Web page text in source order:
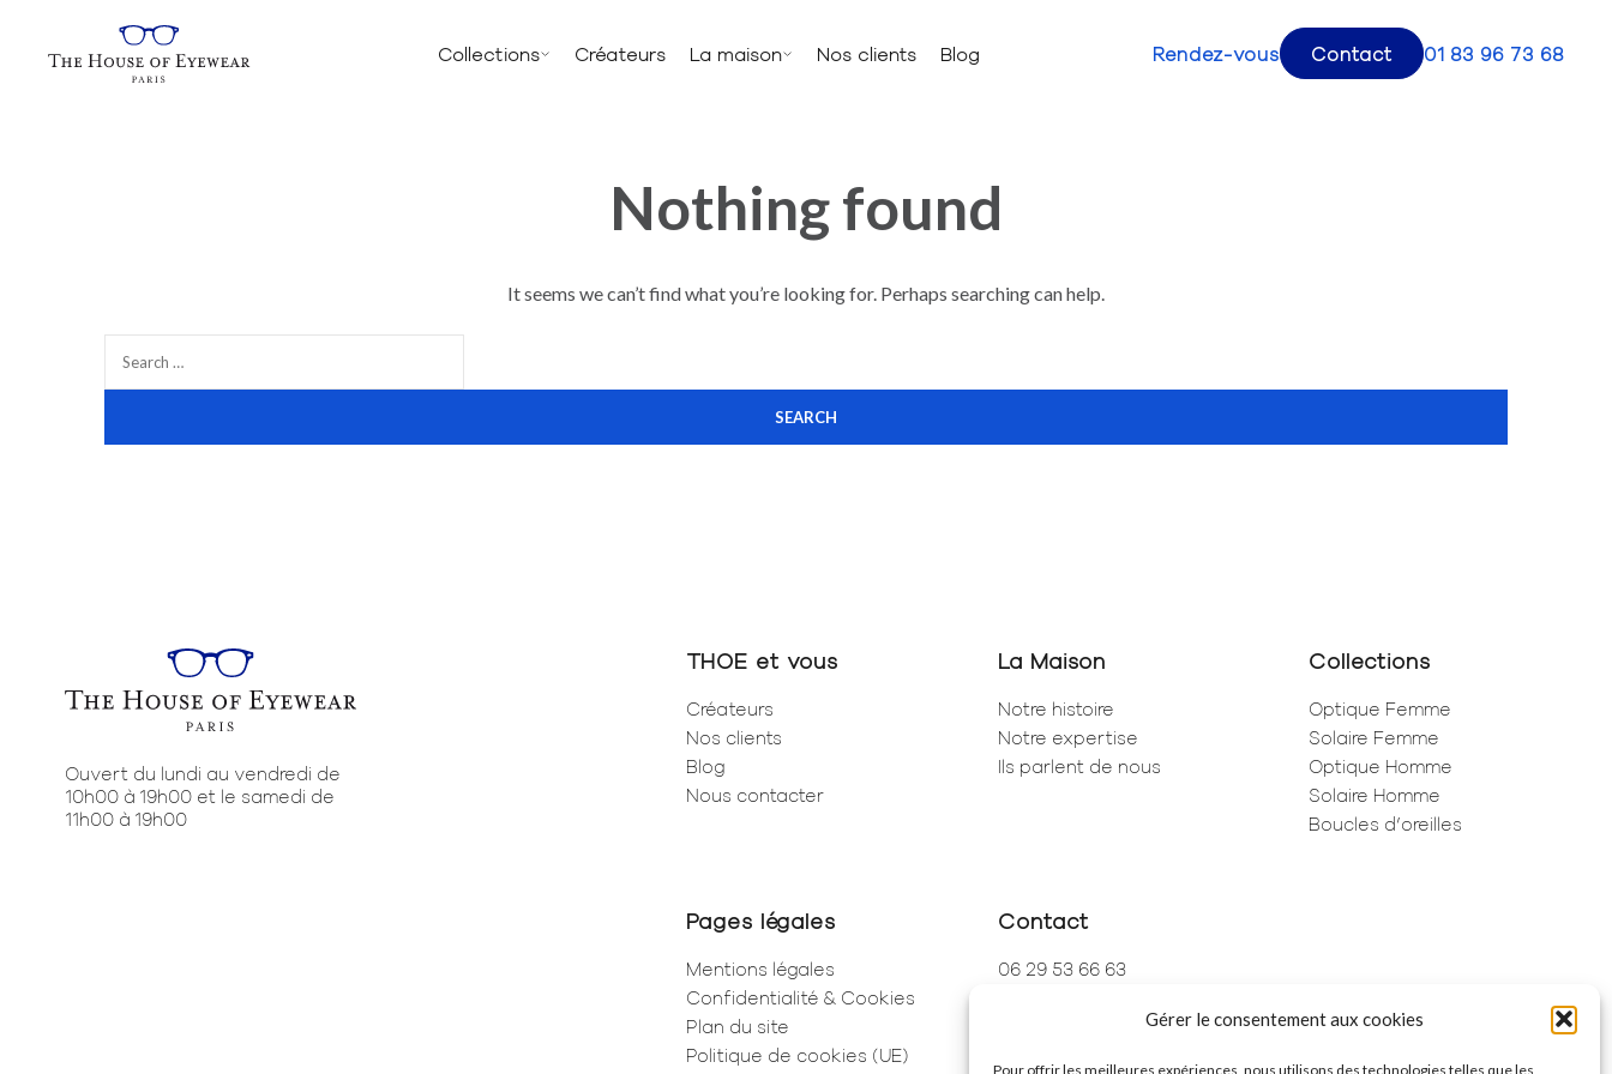
Gérer le consentement aux cookies
Pour offrir les meilleures expériences, nous utilisons des technologies telles que les
Collections Créateurs La maison Nos clients Blog Rendez-vous Contact 01 83 96 73 68
Nothing found
It seems we can’t find what you’re looking for. Perhaps searching can help.
Ouvert du lundi au vendredi de
10h00 à 19h00 et le samedi de
11h00 à 19h00
THOE et vous
Créateurs
Nos clients
Blog
Nous contacter
La Maison
Notre histoire
Notre expertise
Ils parlent de nous
Collections
Optique Femme
Solaire Femme
Optique Homme
Solaire Homme
Boucles d’oreilles
Pages légales
Mentions légales
Confidentialité & Cookies
Plan du site
Politique de cookies (UE)
Contact
06 29 53 66 63
250 Rue de Rivoli